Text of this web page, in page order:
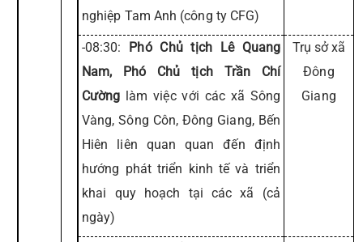
nghiệp Tam Anh (công ty CFG)
-08:30: Phó Chủ tịch Lê Quang
Nam, Phó Chủ tịch Trần Chí
Cường làm việc với các xã Sông
Vàng, Sông Côn, Đông Giang, Bến
Hiên liên quan quan đến định
hướng phát triển kinh tế và triển
khai quy hoạch tại các xã (cả
ngày)
Trụ sở xã
Đông
Giang